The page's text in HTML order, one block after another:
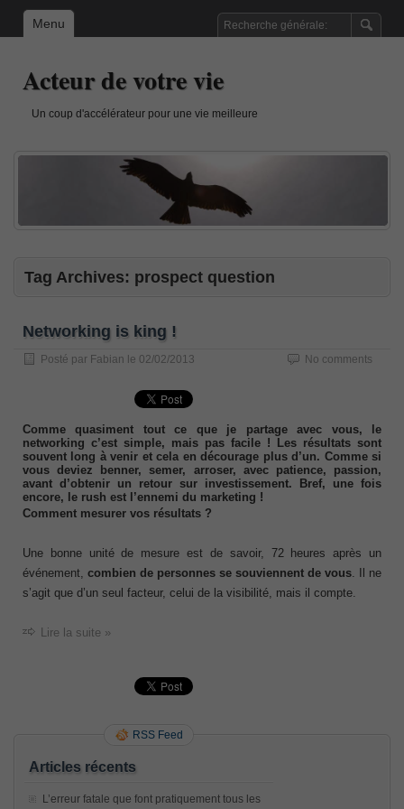
Menu
Acteur de votre vie
Un coup d'accélérateur pour une vie meilleure
Tag Archives: prospect question
Networking is king !
Posté par Fabian le 02/02/2013 No comments
Comme quasiment tout ce que je partage avec vous, le
networking c’est simple, mais pas facile ! Les résultats sont
souvent long à venir et cela en décourage plus d’un. Comme si
vous deviez benner, semer, arroser, avec patience, passion,
avant d’obtenir un retour sur investissement. Bref, une fois
encore, le rush est l’ennemi du marketing !
Comment mesurer vos résultats ?
Une bonne unité de mesure est de savoir, 72 heures après un
événement, combien de personnes se souviennent de vous . Il ne
s’agit que d’un seul facteur, celui de la visibilité, mais il compte.
Lire la suite »
RSS Feed
Articles récents
L’erreur fatale que font pratiquement tous les